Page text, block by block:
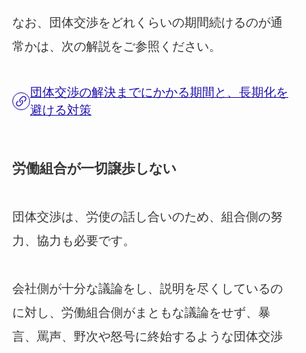
なお、団体交渉をどれくらいの期間続けるのが通
常かは、次の解説をご参照ください。
団体交渉の解決までにかかる期間と、長期化を
避ける対策
労働組合が一切譲歩しない
団体交渉は、労使の話し合いのため、組合側の努
力、協力も必要です。
会社側が十分な議論をし、説明を尽くしているの
に対し、労働組合側がまともな議論をせず、暴
言、罵声、野次や怒号に終始するような団体交渉